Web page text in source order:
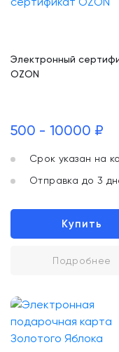
Электронный
OZON
500 - 10000 ₽
Срок указан на
Отправка до 3
Купить
Подробнее